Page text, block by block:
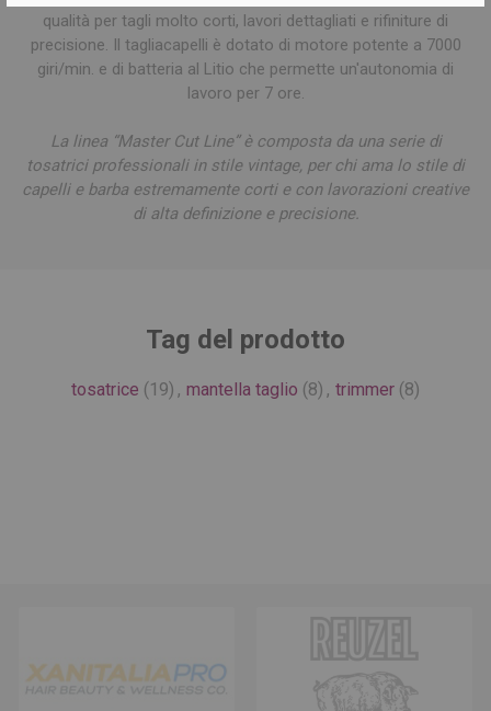
qualità per tagli molto corti, lavori dettagliati e rifiniture di
precisione. Il tagliacapelli è dotato di motore potente a 7000
giri/min. e di batteria al Litio che permette un'autonomia di
lavoro per 7 ore.
La linea “Master Cut Line” è composta da una serie di
tosatrici professionali in stile vintage, per chi ama lo stile di
capelli e barba estremamente corti e con lavorazioni creative
di alta definizione e precisione.
Tag del prodotto
tosatrice (19) , mantella taglio (8) , trimmer (8)